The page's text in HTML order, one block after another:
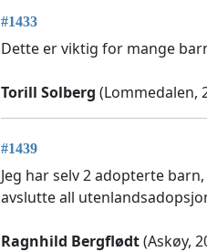
#1433
Dette er viktig for mange
Torill Solberg (Lommedalen,
#1439
Jeg har selv 2 adopterte
avslutte all
Ragnhild Bergflødt(Askøy,